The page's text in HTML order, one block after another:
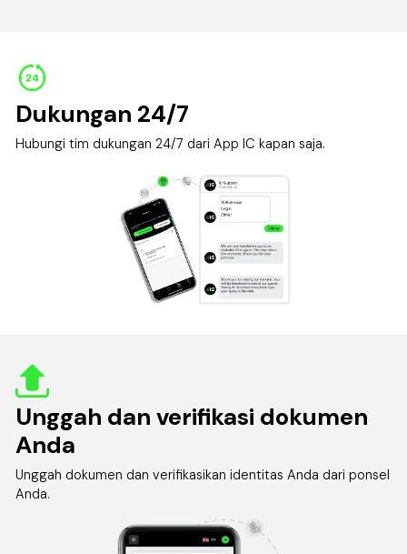
Dukungan 24/7
Hubungitim dukungan 24/7 dariApp IC kapan saja.
Unggah dan verifikasi dokumen
Anda
Unggah dokumen dan verifikasikan identitas Anda dari ponsel
Anda.